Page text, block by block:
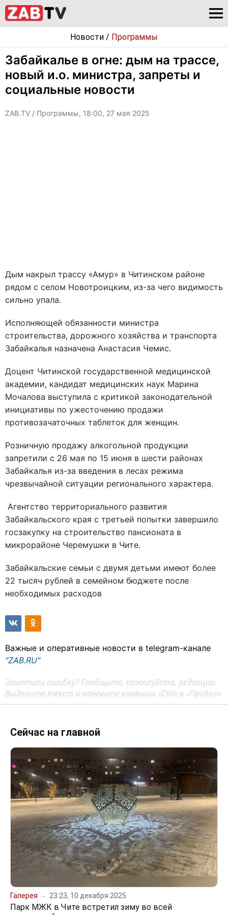
Новости / Программы
Забайкалье в огне: дым на трассе,
новый и.о. министра, запреты и
социальные новости
ZAB.TV / Программы, 18:00, 27 мая 2025
Дым накрыл трассу «Амур» в Читинском районе
рядом с селом Новотроицким, из-за чего видимость
сильно упала.
Исполняющей обязанности министра
строительства, дорожного хозяйства и транспорта
Забайкалья назначена Анастасия Чемис.
Доцент Читинской государственной медицинской
академии, кандидат медицинских наук Марина
Мочалова выступила с критикой законодательной
инициативы по ужесточению продажи
противозачаточных таблеток для женщин.
Розничную продажу алкогольной продукции
запретили с 26 мая по 15 июня в шести районах
Забайкалья из-за введения в лесах режима
чрезвычайной ситуации регионального характера.
Агентство территориального развития
Забайкальского края с третьей попытки завершило
госзакупку на строительство пансионата в
микрорайоне Черемушки в Чите.
Забайкальские семьи с двумя детьми имеют более
22 тысяч рублей в семейном бюджете после
необходимых расходов
Важные и оперативные новости в telegram-канале
"ZAB.RU"
Заметили ошибку? Сообщите, пожалуйста, редакции.
Выделите текст и нажмите клавиши «Ctrl» и «Пробел»
Сейчас на главной
Галерея 23:23, 10 декабря 2025
Парк МЖК в Чите встретил зиму во всей